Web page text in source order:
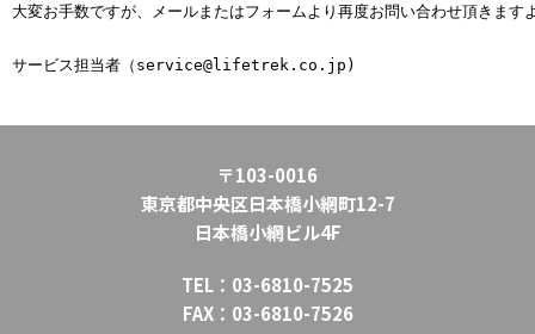
大変お手数ですが、メールまたはフォームより再度お問い合わせ頂きます
サービス担当者（service@lifetrek.co.jp)
〒103-0016
東京都中央区日本橋小網町12-7
日本橋小網ビル4F
TEL：03-6810-7525
FAX：03-6810-7526